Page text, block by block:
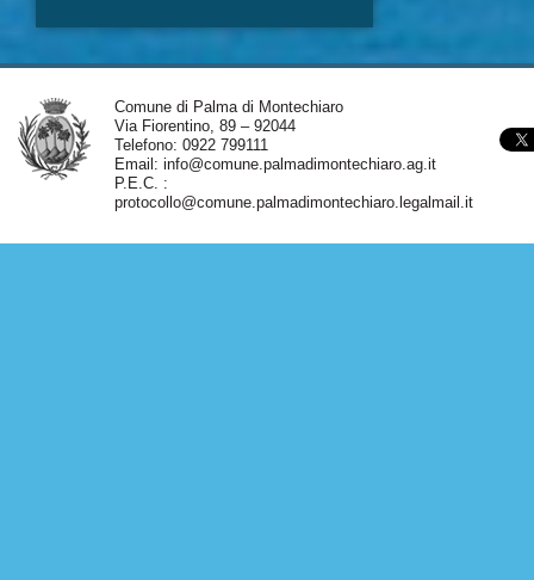
Comune di Palma di Montechiaro
Via Fiorentino, 89 – 92044
Telefono: 0922 799111
Email: info@comune.palmadimontechiaro.ag.it
P.E.C. :
protocollo@comune.palmadimontechiaro.legalmail.it